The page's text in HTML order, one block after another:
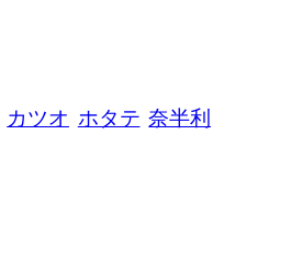
カツオ ホタテ 奈半利